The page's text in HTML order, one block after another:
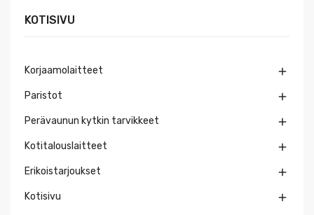
KOTISIVU
Korjaamolaitteet 
Paristot 
Perävaunun kytkin tarvikkeet 
Kotitalouslaitteet 
Erikoistarjoukset 
Kotisivu 